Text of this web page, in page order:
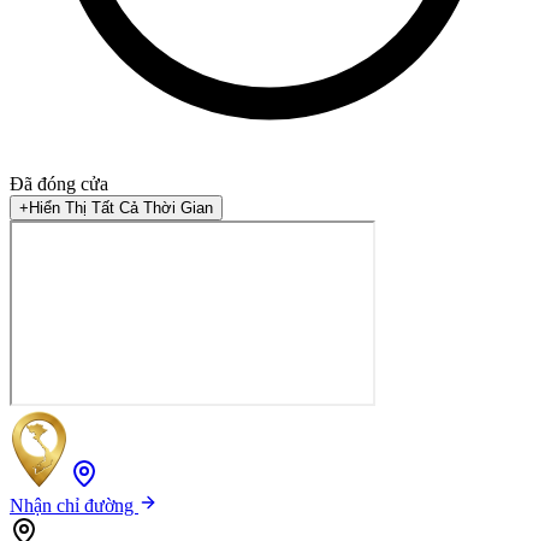
Đã đóng cửa
+ Hiển Thị Tất Cả Thời Gian
Nhận chỉ đường